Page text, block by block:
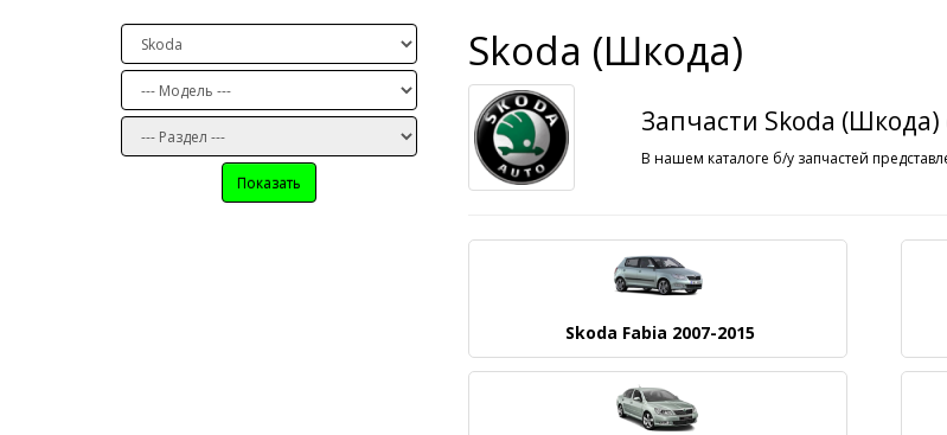
Показать
Skoda (Шкода)
Запчасти Skoda (Шкода)
В нашем каталоге б/у запчастей
Skoda Fabia 2007-2015